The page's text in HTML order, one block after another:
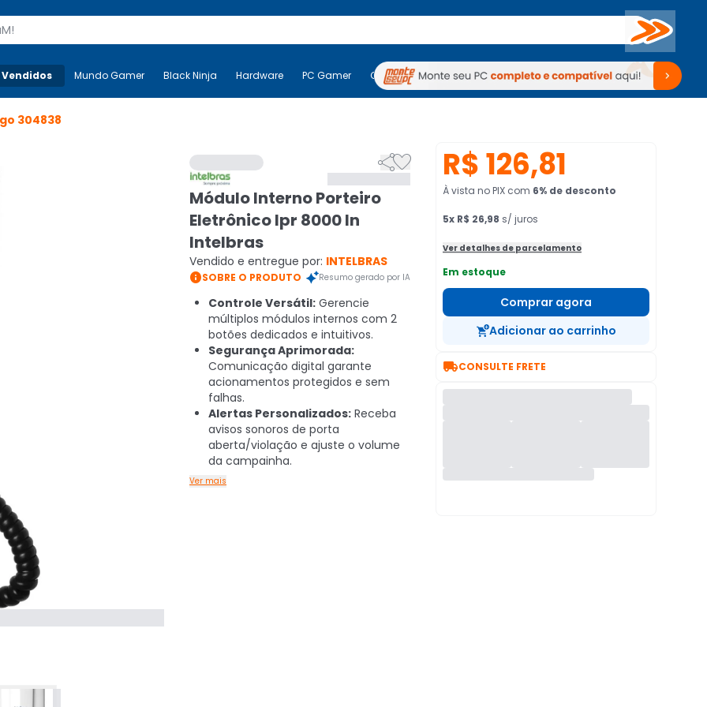
Buscar
Mais-v- Mundo Gamer Black Ninja Hardware PC Gamer Computadores Periféricos TV Venda no KaBuM!
Mundo Gamer Black Ninja Hardware PC Gamer Computadores Periféricos TV Venda no KaBuM!
304838

Módulo Interno Porteiro
Eletrônico Ipr 8000 In
Intelbras
Vendido e entregue por: INTELBRAS
SOBRE O PRODUTO Resumo gerado por IA
Controle Versátil: Gerencie
múltiplos módulos internos com 2
botões dedicados e intuitivos.
Segurança Aprimorada:
Comunicação digital garante
acionamentos protegidos e sem
falhas.
Alertas Personalizados: Receba
avisos sonoros de porta
aberta/violação e ajuste o volume
da campainha.
Ver mais
R$ 126,81
À vista no PIX com 6% de desconto
5x R$ 26,98 s/ juros
Ver detalhes de parcelamento
Em estoque
Comprar agora
Adicionar ao carrinho
CONSULTE FRETE